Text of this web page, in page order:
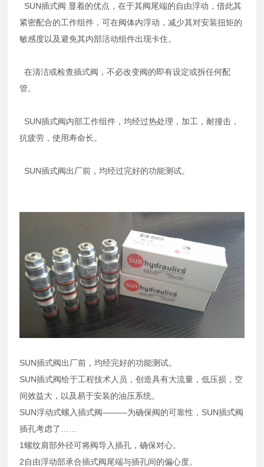
SUN插式阀 显着的优点，在于其阀尾端的自由浮动，借此其
紧密配合的工作组件，可在阀体内浮动，减少其对安装扭矩的
敏感度以及避免其内部活动组件出现卡住。
在清洁或检查插式阀，不必改变阀的即有设定或拆任何配
管。
SUN插式阀内部工作组件，均经过热处理，加工，耐撞击，
抗疲劳，使用寿命长。
SUN插式阀出厂前，均经过完好的功能测试。
SUN插式阀出厂前，均经完好的功能测试。
SUN插式阀给于工程技术人员，创造具有大流量，低压损，空
间效益大，以及易于安装的油压系统。
SUN浮动式螺入插式阀———为确保阀的可靠性，SUN插式阀
插孔考虑了……
1螺纹肩部外径可将阀导入插孔，确保对心。
2自由浮动部承合插式阀尾端与插孔间的偏心度。